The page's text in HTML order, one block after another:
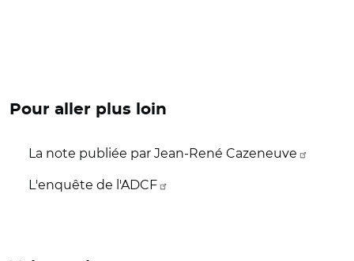
Pour aller plus loin
La note publiée par Jean-René Cazeneuve
L'enquête de l'ADCF